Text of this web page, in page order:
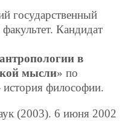
государственный
Кандидат
в
мысли» по
философии.
(2003). 6 июня 2002